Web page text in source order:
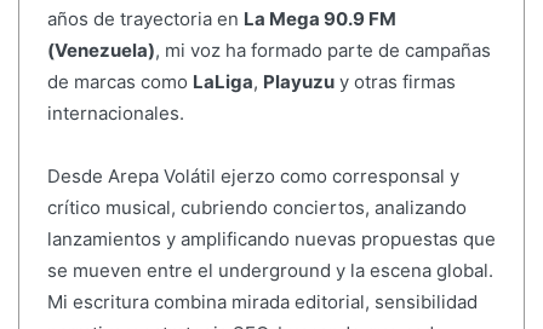
años de trayectoria en La Mega 90.9 FM
(Venezuela), mi voz ha formado parte de campañas
de marcas como LaLiga, Playuzuy otras firmas
internacionales.
Desde Arepa Volátil ejerzo como corresponsal y
crítico musical, cubriendo conciertos, analizando
lanzamientos y amplificando nuevas propuestas que
se mueven entre el underground y la escena global.
Mi escritura combina mirada editorial, sensibilidad